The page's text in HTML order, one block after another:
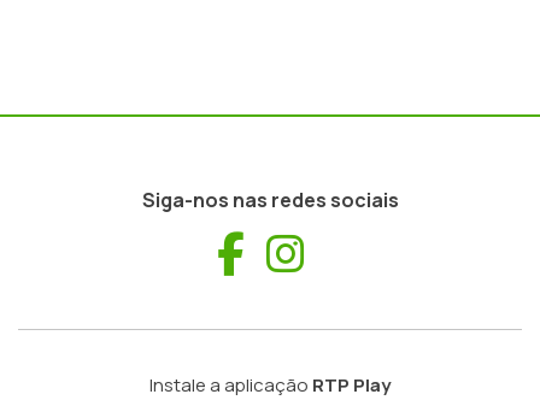
Siga-nos nas redes sociais
Facebook
Instale a aplicação RTP Play